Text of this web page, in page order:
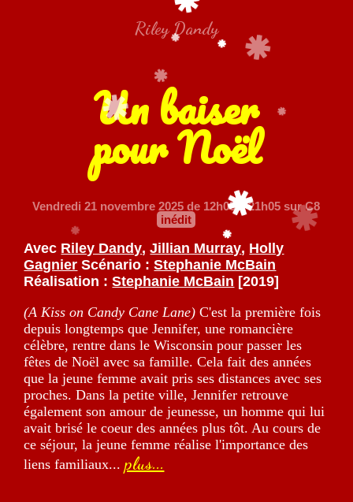
Riley Dandy
Un baiser
pour Noël
Vendredi 21 novembre 2025 de 12h05 à 21h05 sur C8
inédit
Avec Riley Dandy,Jillian Murray, Holly
Gagnier Scénario :Stephanie McBain
Réalisation :Stephanie McBain [2019]
(A Kiss on Candy Cane Lane) C'est la première fois
depuis longtemps que Jennifer, une romancière
célèbre, rentre dans le Wisconsin pour passer les
fêtes de Noël avec sa famille. Cela fait des années
que la jeune femme avait pris ses distances avec ses
proches. Dans la petite ville, Jennifer retrouve
également son amour de jeunesse, un homme qui lui
avait brisé le coeur des années plus tôt. Au cours de
ce séjour, la jeune femme réalise l'importance des
liens familiaux...plus...